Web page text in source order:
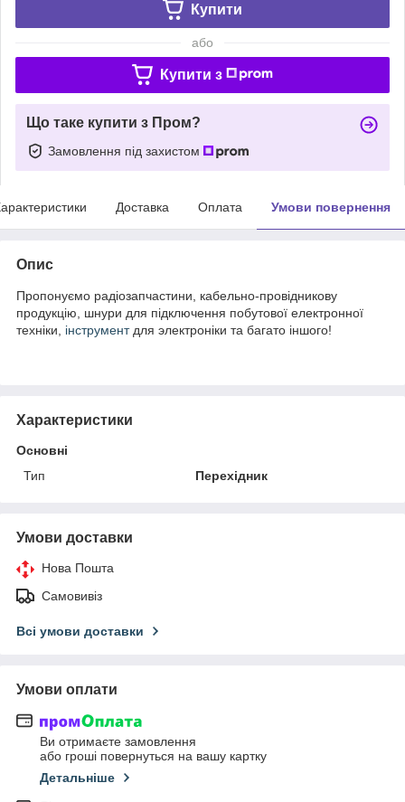
Купити
або
Купити з
Що таке купити з Пром?
Замовлення під захистом
Доставка Оплата Умови повернення
Опис
Пропонуємо радіозапчастини, кабельно-провідникову
продукцію, шнури для підключення побутової електронної
техніки, інструментдля электроніки та багато іншого!
Характеристики
Основні
Тип
Перехідник
Умови доставки
Нова Пошта
Самовивіз
Всі умови доставки
Умови оплати
Ви отримаєте замовлення
або гроші повернуться на вашу картку
Детальніше